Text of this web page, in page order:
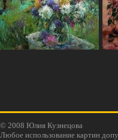
© 2008 Юлия Кузнецова
Любое использование картин